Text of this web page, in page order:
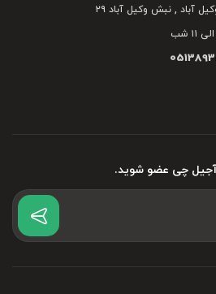
آجیل چی عضو شوید.
آباد , نبش وکیل آباد ۲۹